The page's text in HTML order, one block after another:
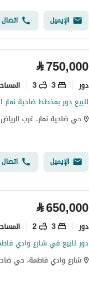
الإيميل اتصال
⃁750,000
دور 3
3
للبيع دور بمخطط ضاحية نمار
حي ضاحية نمار، غرب
الإيميل اتصال
⃁650,000
دور 3
2
شارع وادي فاطمة، حي